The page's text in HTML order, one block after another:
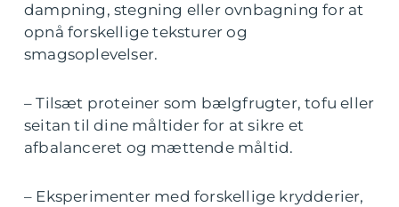
dampning, stegning eller ovnbagning for at
opnå forskellige teksturer og
smagsoplevelser.
– Tilsæt proteiner som bælgfrugter, tofu eller
seitan til dine måltider for at sikre et
afbalanceret og mættende måltid.
– Eksperimenter med forskellige krydderier,